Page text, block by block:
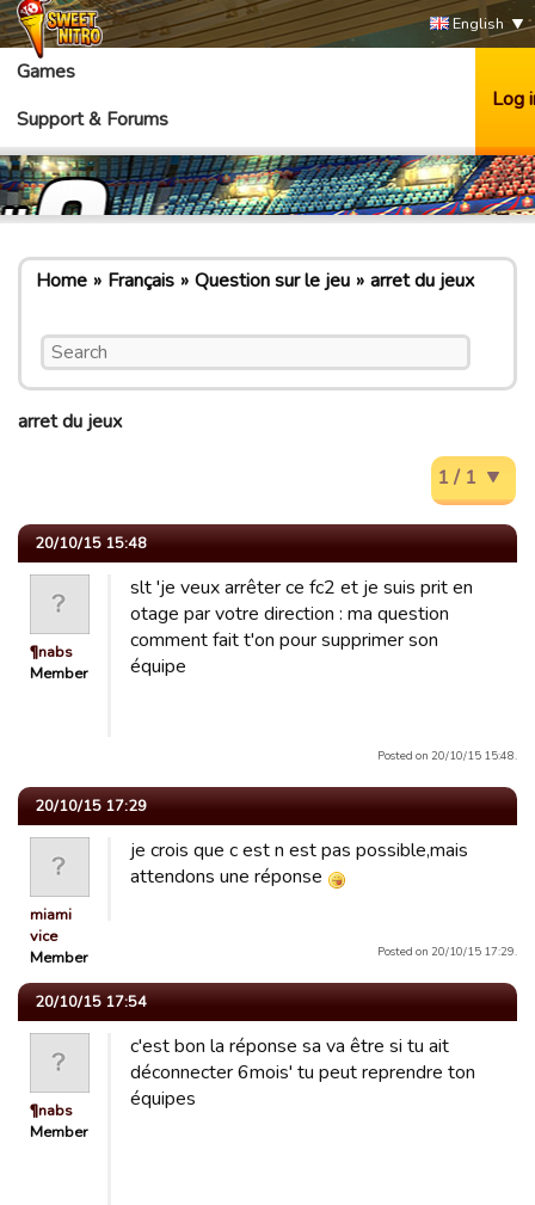
English
Games
Support & Forums
Log
Home Français Question sur le jeu arret du jeux
arret du jeux
1 / 1
20/10/15 15:48
¶nabs
Member
slt 'je veux arrêter ce fc2 et je suis prit en
otage par votre direction : ma question
comment fait t'on pour supprimer son
équipe
Posted on 20/10/15 15:48.
20/10/15 17:29
miami
vice
Member
je crois que c est n est pas possible,mais
attendons une réponse
Posted on 20/10/15 17:29.
20/10/15 17:54
¶nabs
Member
c'est bon la réponse sa va être si tu ait
déconnecter 6mois' tu peut reprendre ton
équipes